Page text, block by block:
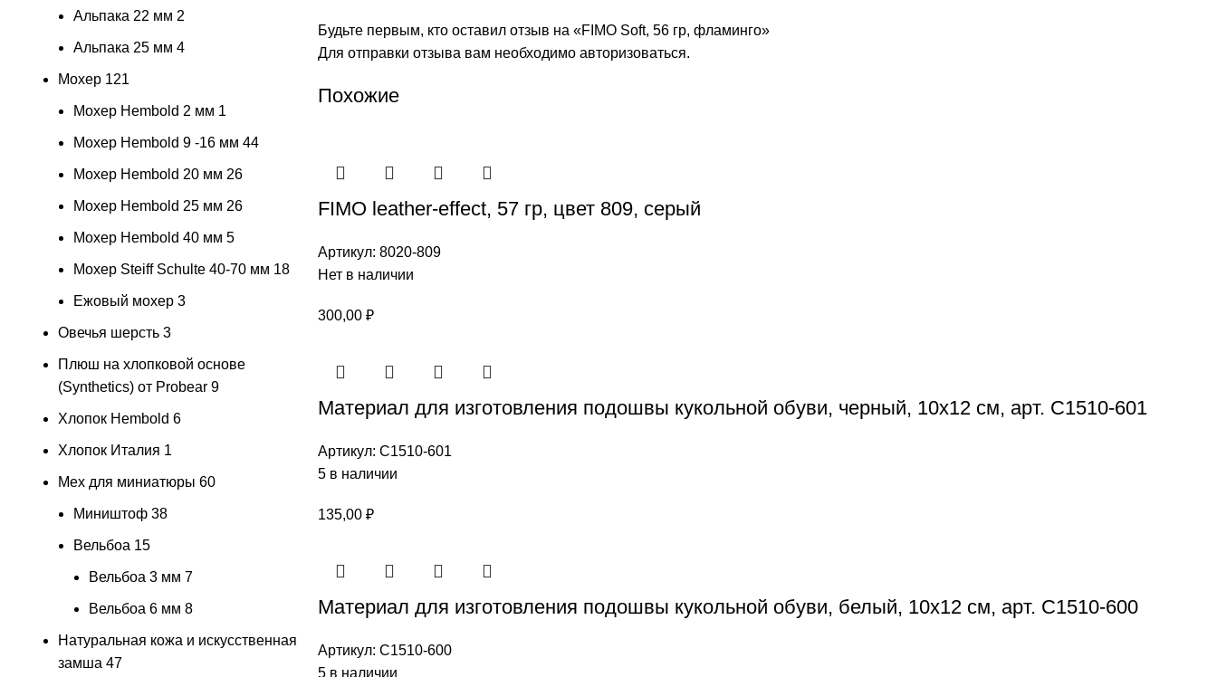
Будьте первым, кто оставил отзыв на «FIMO Soft, 56 гр, фламинго»
Для отправки отзыва вам необходимо авторизоваться.
Похожие
FIMO leather-effect, 57 гр, цвет 809, серый
Артикул: 8020-809
Нет в наличии
300,00 ₽
Материал для изготовления подошвы кукольной обуви, черный, 10х12 см, арт. С1510-601
Артикул: С1510-601
5 в наличии
135,00 ₽
Материал для изготовления подошвы кукольной обуви, белый, 10х12 см, арт. С1510-600
Артикул: С1510-600
5 в наличии
Альпака 22 мм 2
Альпака 25 мм 4
Мохер 121
Мохер Hembold 2 мм 1
Мохер Hembold 9 -16 мм 44
Мохер Hembold 20 мм 26
Мохер Hembold 25 мм 26
Мохер Hembold 40 мм 5
Мохер Steiff Schulte 40-70 мм 18
Ежовый мохер 3
Овечья шерсть 3
Плюш на хлопковой основе
(Synthetics) от Probear 9
Хлопок Hembold 6
Хлопок Италия 1
Мех для миниатюры 60
Миништоф 38
Вельбоа 15
Вельбоа 3 мм 7
Вельбоа 6 мм 8
Натуральная кожа и искусственная
замша 47